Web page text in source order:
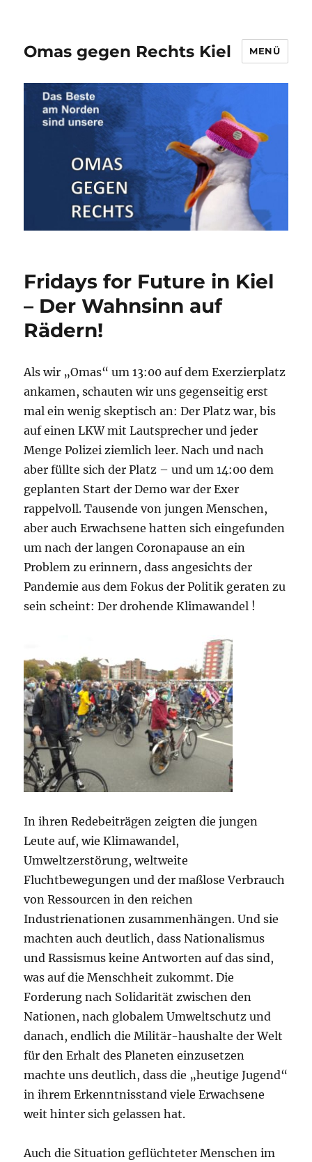
Omas gegen Rechts Kiel MENÜ
Fridays for Future in Kiel
– Der Wahnsinn auf
Rädern!
Als wir „Omas“ um 13:00 auf dem Exerzierplatz
ankamen, schauten wir uns gegenseitig erst
mal ein wenig skeptisch an: Der Platz war, bis
auf einen LKW mit Lautsprecher und jeder
Menge Polizei ziemlich leer. Nach und nach
aber füllte sich der Platz – und um 14:00 dem
geplanten Start der Demo war der Exer
rappelvoll. Tausende von jungen Menschen,
aber auch Erwachsene hatten sich eingefunden
um nach der langen Coronapause an ein
Problem zu erinnern, dass angesichts der
Pandemie aus dem Fokus der Politik geraten zu
sein scheint: Der drohende Klimawandel !
In ihren Redebeiträgen zeigten die jungen
Leute auf, wie Klimawandel,
Umweltzerstörung, weltweite
Fluchtbewegungen und der maßlose Verbrauch
von Ressourcen in den reichen
Industrienationen zusammenhängen. Und sie
machten auch deutlich, dass Nationalismus
und Rassismus keine Antworten auf das sind,
was auf die Menschheit zukommt. Die
Forderung nach Solidarität zwischen den
Nationen, nach globalem Umweltschutz und
danach, endlich die Militär-haushalte der Welt
für den Erhalt des Planeten einzusetzen
machte uns deutlich, dass die „heutige Jugend“
in ihrem Erkenntnisstand viele Erwachsene
weit hinter sich gelassen hat.
Auch die Situation geflüchteter Menschen im